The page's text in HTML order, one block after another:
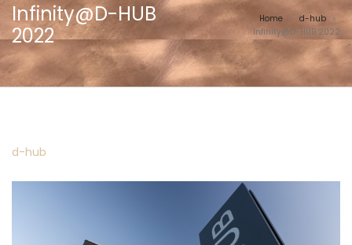
Infinity@D-HUB
2022
Home > d-hub >
Infinity@D-HUB 2022
Posted
d-hub